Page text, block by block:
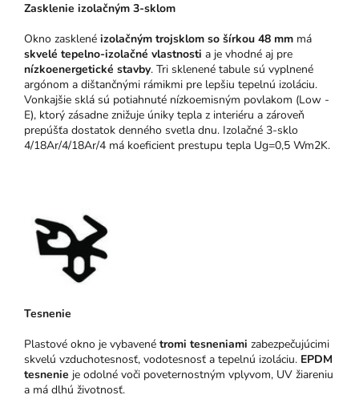
Zasklenie izolačným 3-sklom
Okno zasklené izolačným trojsklom so šírkou 48 mm má
skvelé tepelno-izolačné vlastnosti a je vhodné aj pre
nízkoenergetické stavby. Tri sklenené tabule sú vyplnené
argónom a dištančnými rámikmi pre lepšiu tepelnú izoláciu.
Vonkajšie sklá sú potiahnuté nízkoemisným povlakom (Low -
E), ktorý zásadne znižuje úniky tepla z interiéru a zároveň
prepúšťa dostatok denného svetla dnu. Izolačné 3-sklo
4/18Ar/4/18Ar/4 má koeficient prestupu tepla Ug=0,5 Wm2K.
Tesnenie
Plastové okno je vybavené tromi tesneniami zabezpečujúcimi
skvelú vzduchotesnosť, vodotesnosť a tepelnú izoláciu. EPDM
tesnenie je odolné voči poveternostným vplyvom, UV žiareniu
a má dlhú životnosť.